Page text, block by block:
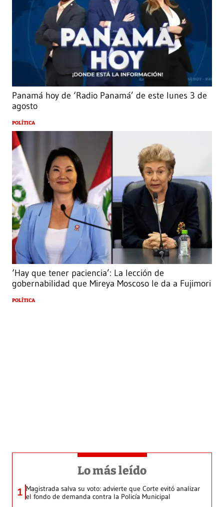
Panamá hoy de ‘Radio Panamá’ de este lunes 3 de
agosto
POLÍTICA
‘Hay que tener paciencia’: La lección de
gobernabilidad que Mireya Moscoso le da a Fujimori
POLÍTICA
Lo más leído
1 Magistrada salva su voto: advierte que Corte evitó analizar
el fondo de demanda contra la Policía Municipal